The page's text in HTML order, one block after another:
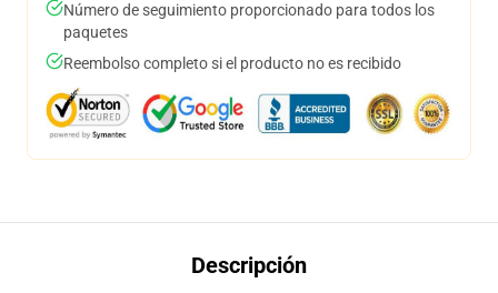
Número de seguimiento proporcionado para todos los
paquetes
Reembolso completo si el producto no es recibido
Descripción